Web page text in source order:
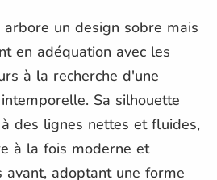
arbore un design sobre mais
en adéquation avec les
à la recherche d'une
Sa silhouette
des lignes nettes et fluides,
à la fois moderne et
avant, adoptant une forme